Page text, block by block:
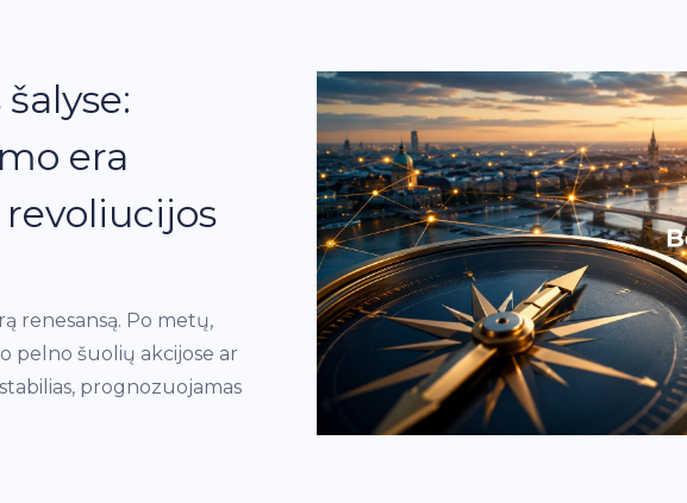
era
renesansą. Po metų,
pelno šuolių akcijose ar
prognozuojamas